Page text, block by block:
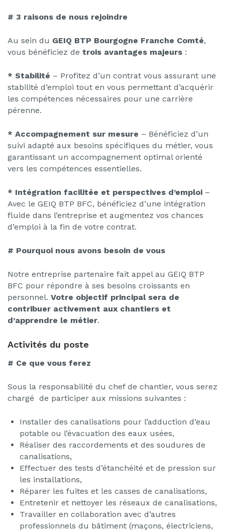
# 3 raisons de nous rejoindre
Au sein du GEIQ BTP Bourgogne Franche Comté,
vous bénéficiez de trois avantages majeurs :
* Stabilité – Profitez d’un contrat vous assurant une
stabilité d’emploi tout en vous permettant d’acquérir
les compétences nécessaires pour une carrière
pérenne.
* Accompagnement sur mesure – Bénéficiez d’un
suivi adapté aux besoins spécifiques du métier, vous
garantissant un accompagnement optimal orienté
vers les compétences essentielles.
* Intégration facilitée et perspectives d’emploi –
Avec le GEIQ BTP BFC, bénéficiez d’une intégration
fluide dans l’entreprise et augmentez vos chances
d’emploi à la fin de votre contrat.
# Pourquoi nous avons besoin de vous
Notre entreprise partenaire fait appel au GEIQ BTP
BFC pour répondre à ses besoins croissants en
personnel. Votre objectif principal sera de
contribuer activement aux chantiers et
d’apprendre le métier.
Activités du poste
# Ce que vous ferez
Sous la responsabilité du chef de chantier, vous serez
chargé de participer aux missions suivantes :
Installer des canalisations pour l’adduction d’eau
potable ou l’évacuation des eaux usées,
Réaliser des raccordements et des soudures de
canalisations,
Effectuer des tests d’étanchéité et de pression sur
les installations,
Réparer les fuites et les casses de canalisations,
Entretenir et nettoyer les réseaux de canalisations,
Travailler en collaboration avec d’autres
professionnels du bâtiment (maçons, électriciens,